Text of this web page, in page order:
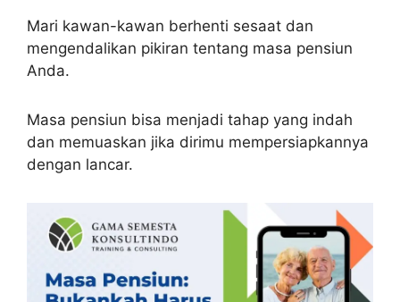
Mari kawan-kawan berhenti sesaat dan
mengendalikan pikiran tentang masa pensiun
Anda.
Masa pensiun bisa menjadi tahap yang indah
dan memuaskan jika dirimu mempersiapkannya
dengan lancar.